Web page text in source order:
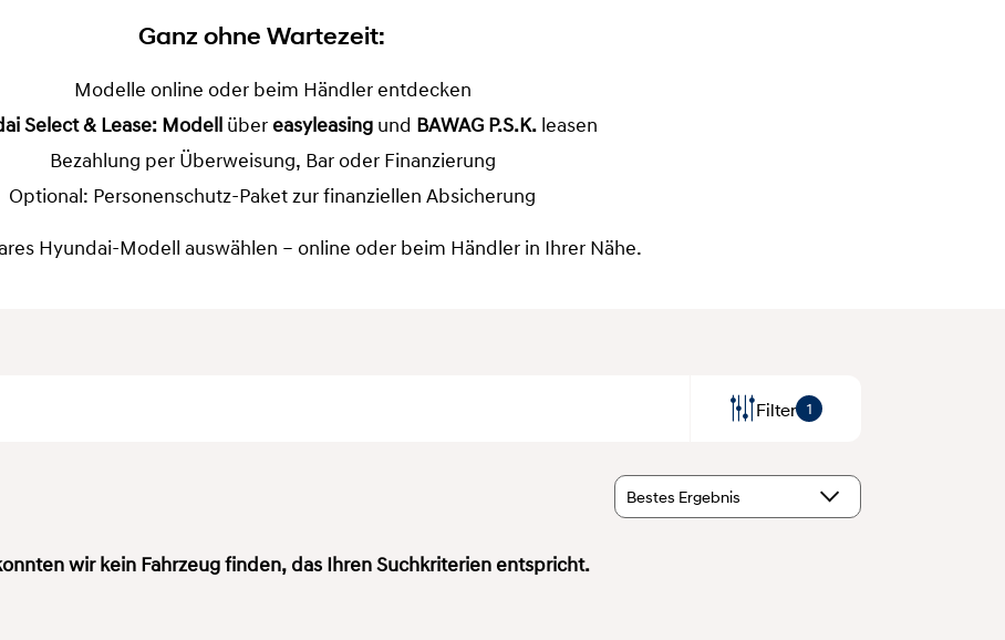
Ganz ohne Wartezeit:
Modelle online oder beim Händler entdecken
Select & Lease: Modell über easyleasing und BAWAG P.S.K. leasen
Bezahlung per Überweisung, Bar oder Finanzierung
Optional: Personenschutz-Paket zur finanziellen Absicherung
Hyundai-Modell auswählen – online oder beim Händler in Ihrer Nähe.
Filter 1
Bestes Ergebnis
wir kein Fahrzeug finden, das Ihren Suchkriterien entspricht.